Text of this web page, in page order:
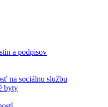
a podpisov
na sociálnu službu
byty